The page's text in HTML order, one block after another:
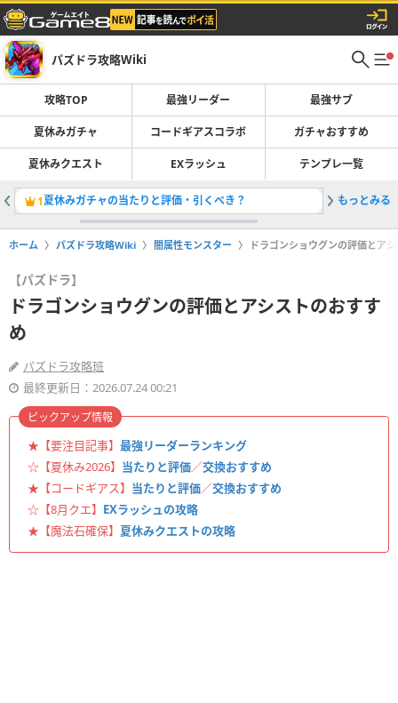
パズドラ攻略Wiki
攻略TOP 最強リーダー 最強サブ
夏休みガチャ コードギアスコラボ ガチャおすすめ
夏休みクエスト EXラッシュ テンプレ一覧
1夏休みガチャの当たりと評価・引くべき？ 2最強リ
もっとみる
ホーム パズドラ攻略Wiki 闇属性モンスター ドラゴンショウグンの評価とア
【パズドラ】
ドラゴンショウグンの評価とアシストのおすす
め
パズドラ攻略班
最終更新日：2026.07.24 00:21
★【要注目記事】 最強リーダーランキング
☆【夏休み2026】 当たりと評価／交換おすすめ
★【コードギアス】 当たりと評価／交換おすすめ
☆【8月クエ】 EXラッシュの攻略
★【魔法石確保】 夏休みクエストの攻略
ピックアップ情報